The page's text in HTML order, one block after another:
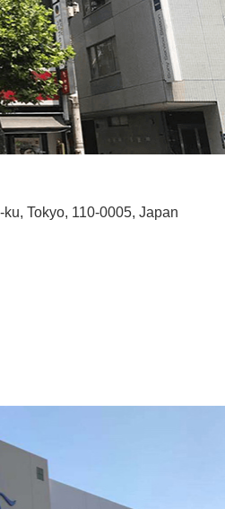
Tokyo, 110-0005, Japan